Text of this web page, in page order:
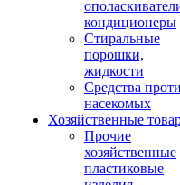
кондиционеры
Стиральные
порошки,
жидкости
Средства
насекомых
Хозяйственные
Прочие
хозяйственные
пластиковые